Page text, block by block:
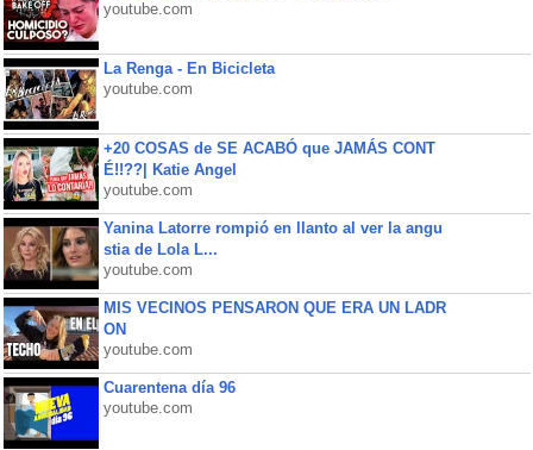
youtube.com
La Renga - En Bicicleta
youtube.com
+20 COSAS de SE ACABÓ que JAMÁS CONT
É!!??| Katie Angel
youtube.com
Yanina Latorre rompió en llanto al ver la angu
stia de Lola L...
youtube.com
MIS VECINOS PENSARON QUE ERA UN LADR
ON
youtube.com
Cuarentena día 96
youtube.com